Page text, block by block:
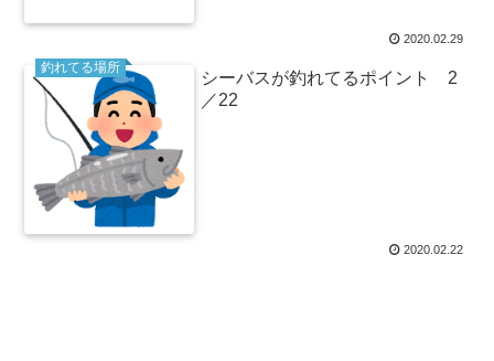
2020.02.29
釣れてる場所
シーバスが釣れてるポイント 2
／22
2020.02.22